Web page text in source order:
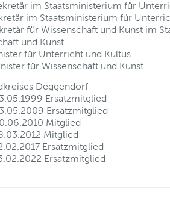
im Staatsministerium für
im Staatsministerium für
für Wissenschaft und Kunst im
und Kunst
für Unterricht und Kultus
für Wissenschaft und Kunst
Deggendorf
Ersatzmitglied
Ersatzmitglied
Mitglied
Mitglied
Ersatzmitglied
Ersatzmitglied